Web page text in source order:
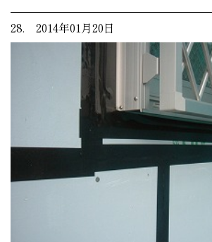
28. 2014年01月20日